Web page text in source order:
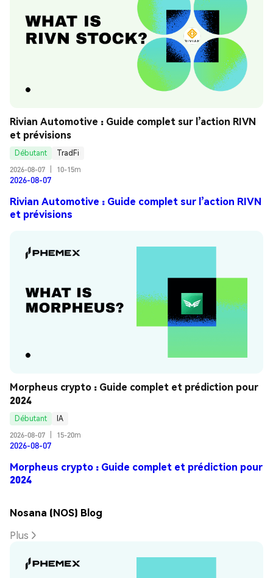
Rivian Automotive : Guide complet sur l’action RIVN
et prévisions
Débutant
TradFi
2026-08-07
10-15m
2026-08-07
Rivian Automotive : Guide complet sur l’action RIVN
et prévisions
Morpheus crypto : Guide complet et prédiction pour
2024
Débutant
IA
2026-08-07
15-20m
2026-08-07
Morpheus crypto : Guide complet et prédiction pour
2024
Nosana (NOS) Blog
Plus